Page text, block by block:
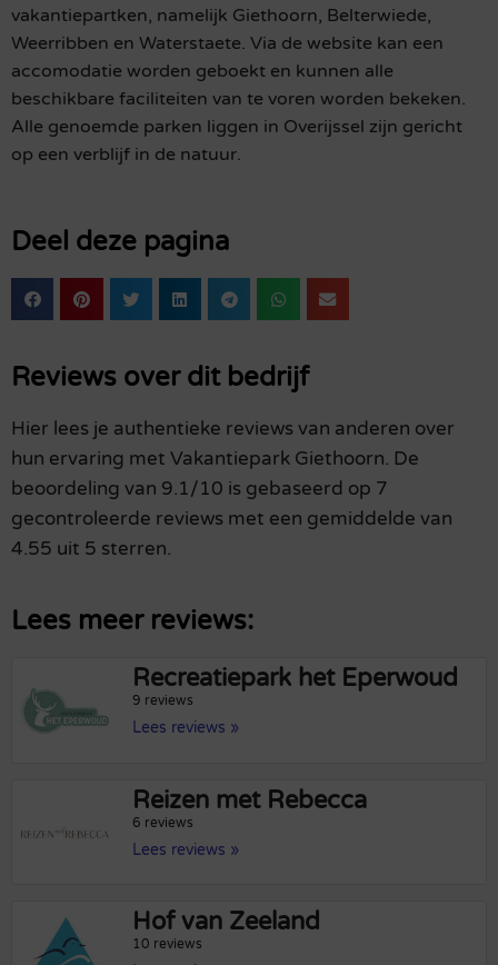
vakantiepartken, namelijk Giethoorn, Belterwiede,
Weerribben en Waterstaete. Via de website kan een
accomodatie worden geboekt en kunnen alle
beschikbare faciliteiten van te voren worden bekeken.
Alle genoemde parken liggen in Overijssel zijn gericht
op een verblijf in de natuur.
Deel deze pagina
Reviews over dit bedrijf
Hier lees je authentieke reviews van anderen over
hun ervaring met Vakantiepark Giethoorn. De
beoordeling van 9.1/10 is gebaseerd op 7
gecontroleerde reviews met een gemiddelde van
4.55 uit 5 sterren.
Lees meer reviews:
Recreatiepark het Eperwoud
9 reviews
Lees reviews »
Reizen met Rebecca
6 reviews
Lees reviews »
Hof van Zeeland
10 reviews